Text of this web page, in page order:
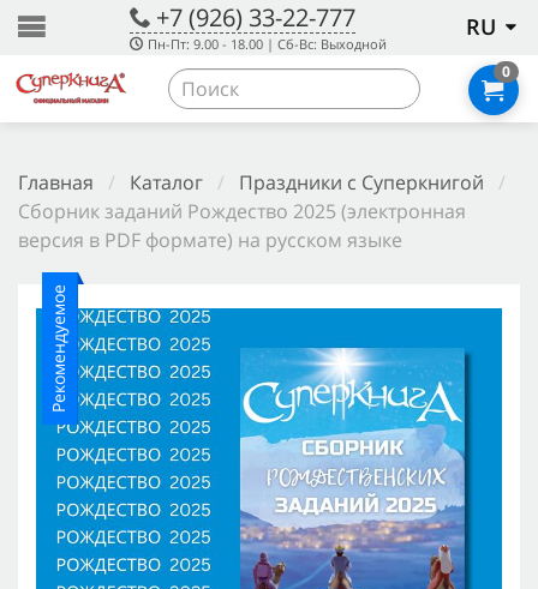
+7 (926) 33-22-777
Пн-Пт: 9.00 - 18.00 | Сб-Вс: Выходной
RU
0
Главная / Каталог / Праздники с Суперкнигой /
Сборник заданий Рождество 2025 (электронная
версия в PDF формате) на русском языке
Рекомендуемое